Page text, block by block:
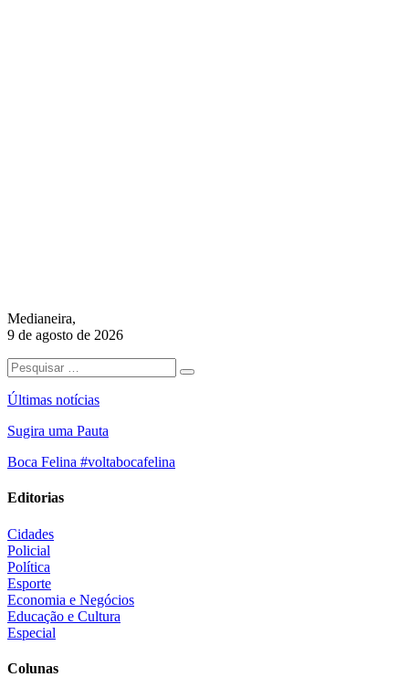
Medianeira,
9 de agosto de 2026
Últimas notícias
Sugira uma Pauta
Boca Felina #voltabocafelina
Editorias
Cidades
Policial
Política
Esporte
Economia e Negócios
Educação e Cultura
Especial
Colunas